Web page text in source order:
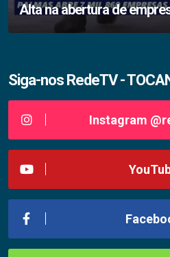
Alta na abertura de
Siga-nos RedeTV -
Instagram